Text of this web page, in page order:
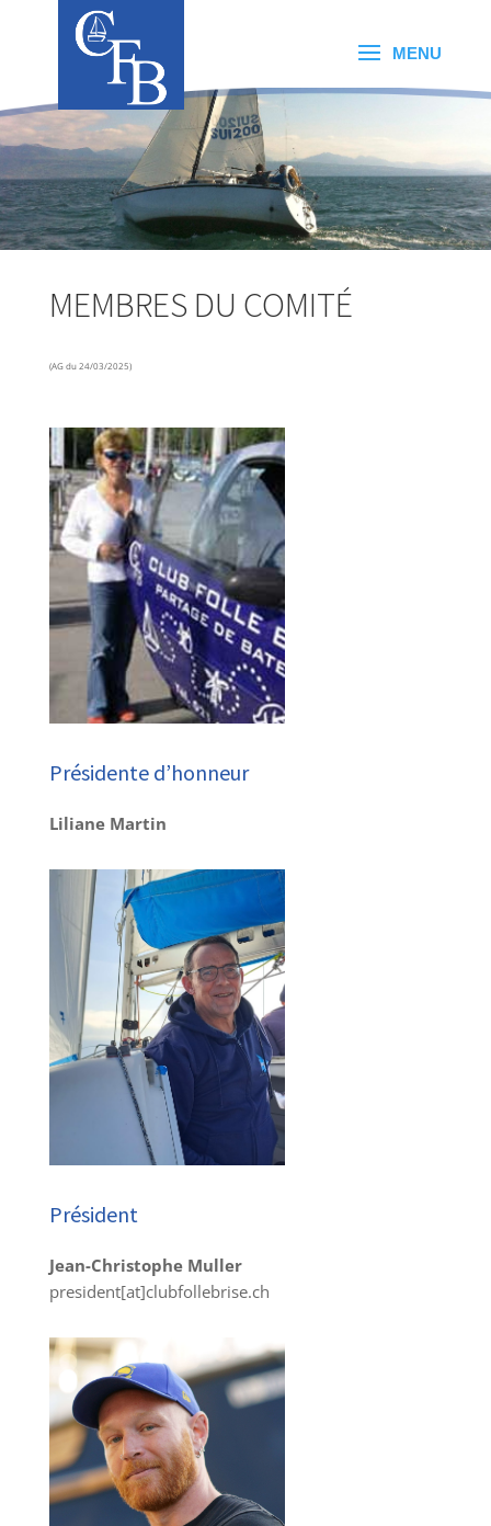
MEMBRES DU COMITÉ
(AG du 24/03/2025)
Présidente d’honneur
Liliane Martin
Président
Jean-Christophe Muller
president[at]clubfollebrise.ch